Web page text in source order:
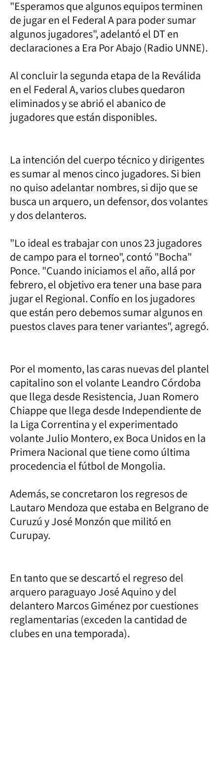
"Esperamos que algunos equipos terminen
de jugar en el Federal A para poder sumar
algunos jugadores", adelantó el DT en
declaraciones a Era Por Abajo (Radio UNNE).
Al concluir la segunda etapa de la Reválida
en el Federal A, varios clubes quedaron
eliminados y se abrió el abanico de
jugadores que están disponibles.
La intención del cuerpo técnico y dirigentes
es sumar al menos cinco jugadores. Si bien
no quiso adelantar nombres, si dijo que se
busca un arquero, un defensor, dos volantes
y dos delanteros.
"Lo ideal es trabajar con unos 23 jugadores
de campo para el torneo", contó "Bocha"
Ponce. "Cuando iniciamos el año, allá por
febrero, el objetivo era tener una base para
jugar el Regional. Confío en los jugadores
que están pero debemos sumar algunos en
puestos claves para tener variantes", agregó.
Por el momento, las caras nuevas del plantel
capitalino son el volante Leandro Córdoba
que llega desde Resistencia, Juan Romero
Chiappe que llega desde Independiente de
la Liga Correntina y el experimentado
volante Julio Montero, ex Boca Unidos en la
Primera Nacional que tiene como última
procedencia el fútbol de Mongolia.
Además, se concretaron los regresos de
Lautaro Mendoza que estaba en Belgrano de
Curuzú y José Monzón que militó en
Curupay.
En tanto que se descartó el regreso del
arquero paraguayo José Aquino y del
delantero Marcos Giménez por cuestiones
reglamentarias (exceden la cantidad de
clubes en una temporada).